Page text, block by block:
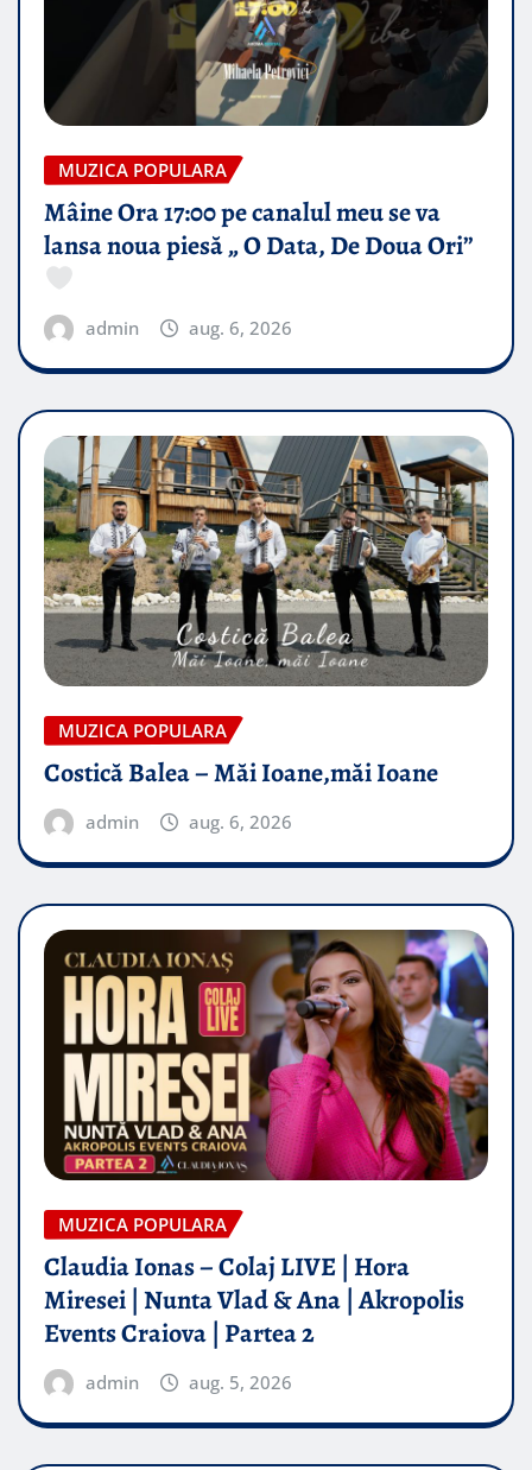
MUZICA POPULARA
Mâine Ora 17:00 pe canalul meu se va
lansa noua piesă „ O Data, De Doua Ori”
admin aug. 6, 2026
MUZICA POPULARA
Costică Balea – Măi Ioane,măi Ioane
admin aug. 6, 2026
MUZICA POPULARA
Claudia Ionas – Colaj LIVE | Hora
Miresei | Nunta Vlad & Ana | Akropolis
Events Craiova | Partea 2
admin aug. 5, 2026